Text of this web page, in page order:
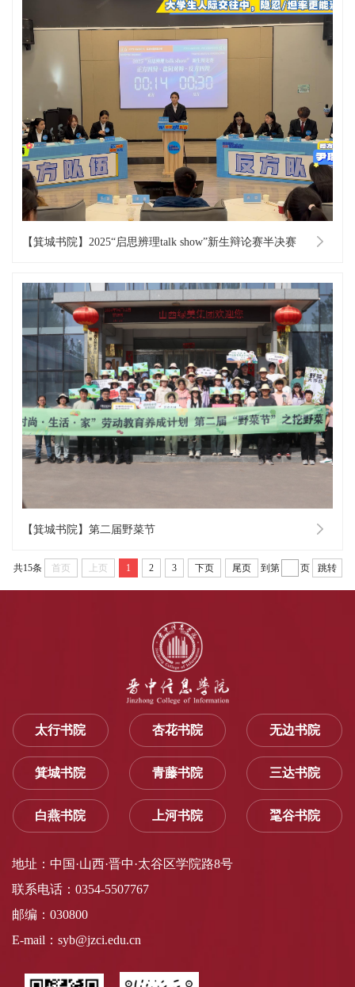
【箕城书院】2025“启思辨理talk show”新生辩论赛半决赛
【箕城书院】第二届野菜节
共15条 首页 上页 1 2 3 下页 尾页 到第 页 跳转
太行书院 杏花书院 无边书院
箕城书院 青藤书院 三达书院
白燕书院 上河书院 毣谷书院
地址：中国·山西·晋中·太谷区学院路8号
联系电话：0354-5507767
邮编：030800
E-mail：syb@jzci.edu.cn